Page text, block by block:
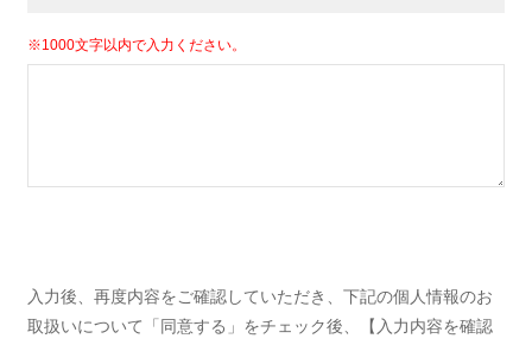
※1000文字以内で入力ください。
入力後、再度内容をご確認していただき、下記の個人情報のお
取扱いについて「同意する」をチェック後、【入力内容を確認